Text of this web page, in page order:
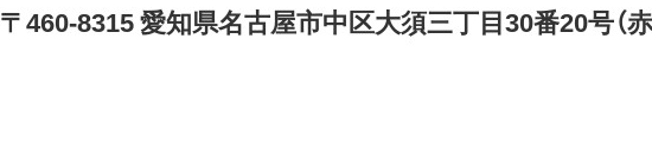
〒460-8315 愛知県名古屋市中区大須三丁目30番20号（